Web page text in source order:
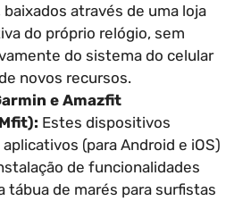
através de uma loja
do próprio relógio, sem
do sistema do celular
novos recursos.
e Amazfit
Estes dispositivos
(para Android e iOS)
de funcionalidades
tábua de marés para surfistas